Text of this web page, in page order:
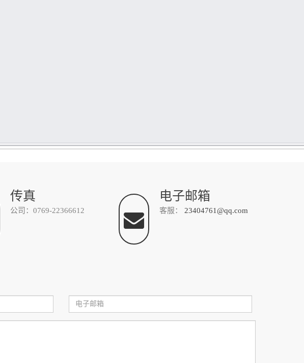
传真
公司：0769-22366612
电子邮箱
客服： 23404761@qq.com
邮